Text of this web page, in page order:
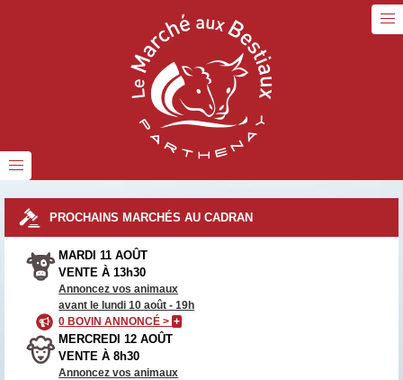
PROCHAINS MARCHÉS AU CADRAN
MARDI 11 AOÛT
VENTE À 13h30
Annoncez vos animaux
avant le lundi 10 août - 19h
0 BOVIN ANNONCÉ >+
MERCREDI 12 AOÛT
VENTE À 8h30
Annoncez vos animaux